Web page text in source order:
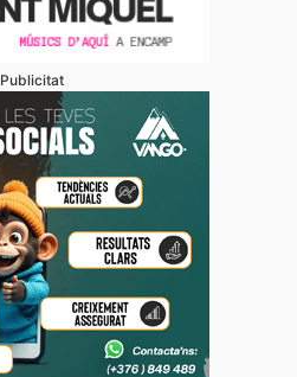
Publicitat